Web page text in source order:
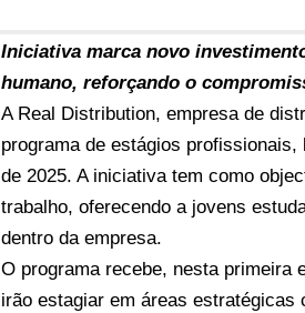
Iniciativa marca novo
humano, reforçando o
A Real Distribution, empresa de
programa de estágios profissionais,
de 2025. A iniciativa tem como
trabalho, oferecendo a jovens
dentro da empresa.
O programa recebe, nesta primeira
irão estagiar em áreas